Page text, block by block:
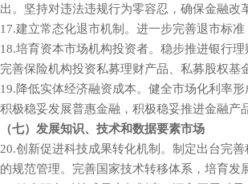
出。坚持对违法违规行为零容忍，确保金融改
17.建立常态化退市机制。进一步完善退
18.培育资本市场机构投资者。稳步推进银行理
完善保险机构投资私募理财产品、私募股权基
19.降低实体经济融资成本。健全市场
积极稳妥发展普惠金融，积极稳妥推进金融产
（七）发展知识、技术和数据要素市场
20.创新促进科技成果转化机制。制定
的规范管理。完善国家技术转移体系，培育发